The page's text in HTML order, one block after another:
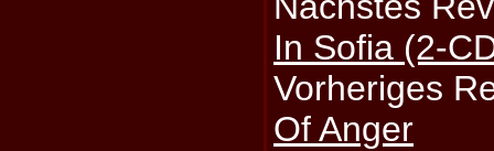
In Sofia (2-
Vorheriges
Of Anger